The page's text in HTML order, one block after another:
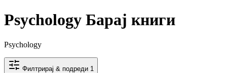
Psychology Барај книги
Psychology
Филтрирај & подреди 1